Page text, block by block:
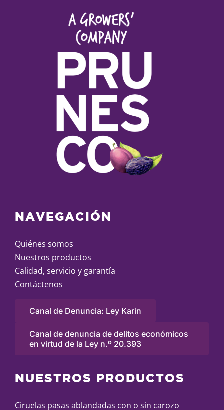
NAVEGACIÓN
Quiénes somos
Nuestros productos
Calidad, servicio y garantía
Contáctenos
Canal de Denuncia: Ley Karin
Canal de denuncia de delitos económicos
en virtud de la Ley n.º 20.393
NUESTROS PRODUCTOS
Ciruelas pasas ablandadas con o sin carozo